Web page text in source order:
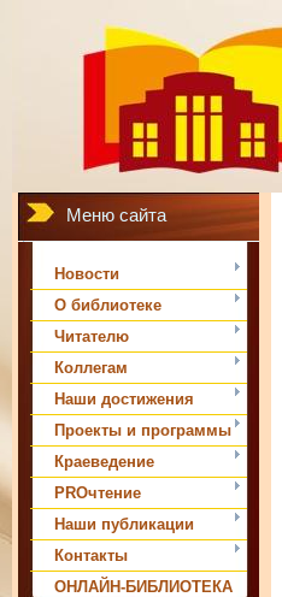
Меню сайта
Новости
О библиотеке
Читателю
Коллегам
Наши достижения
Проекты и программы
Краеведение
PROчтение
Наши публикации
Контакты
ОНЛАЙН-БИБЛИОТЕКА